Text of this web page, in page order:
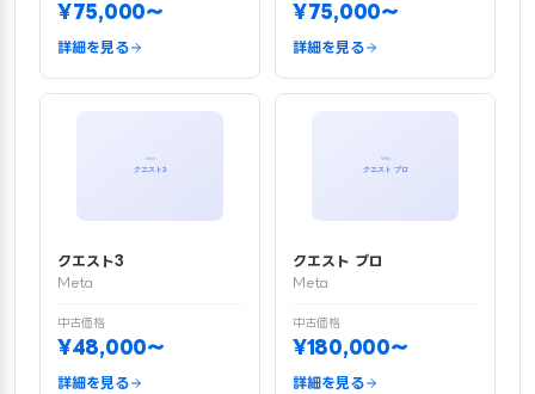
¥75,000〜
詳細を見る
¥75,000〜
詳細を見る
クエスト3
Meta
中古価格
¥48,000〜
詳細を見る
クエスト プロ
Meta
中古価格
¥180,000〜
詳細を見る